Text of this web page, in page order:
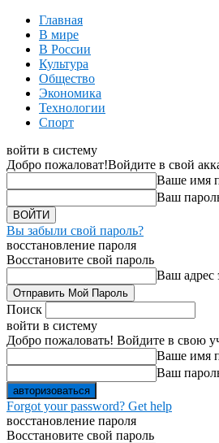
Главная
В мире
В России
Культура
Общество
Экономика
Технологии
Спорт
войти в систему
Добро пожаловат!Войдите в свой
Ваше имя
Ваш
Вы забыли свой пароль?
восстановление пароля
Восстановите свой пароль
Ваш адрес
Поиск
войти в систему
Добро пожаловать! Войдите в свою
Ваше имя
Ваш
Forgot your password? Get help
восстановление пароля
Восстановите свой пароль